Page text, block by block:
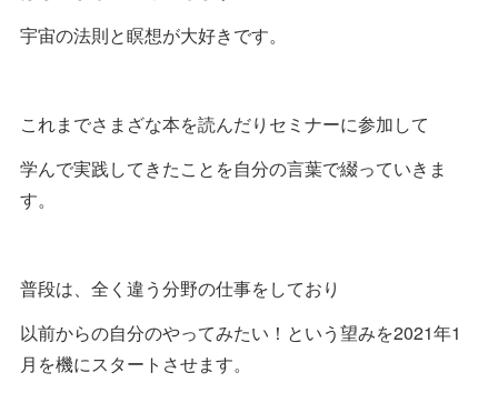
宇宙の法則と瞑想が大好きです。
これまでさまざな本を読んだりセミナーに参加して
学んで実践してきたことを自分の言葉で綴っていきま
す。
普段は、全く違う分野の仕事をしており
以前からの自分のやってみたい！という望みを2021年1
月を機にスタートさせます。